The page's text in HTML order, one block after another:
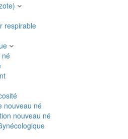
respirable
né
nouveau né
nouveau né